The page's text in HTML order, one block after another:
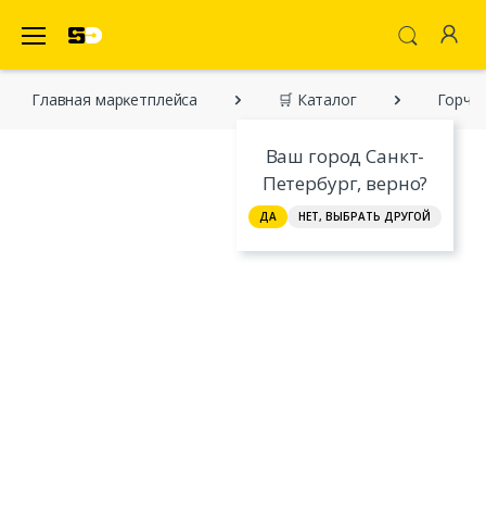
Ваш город Санкт-
Петербург, верно?
ДА НЕТ, ВЫБРАТЬ ДРУГОЙ
Главная марĸетплейса 🛒 Каталог